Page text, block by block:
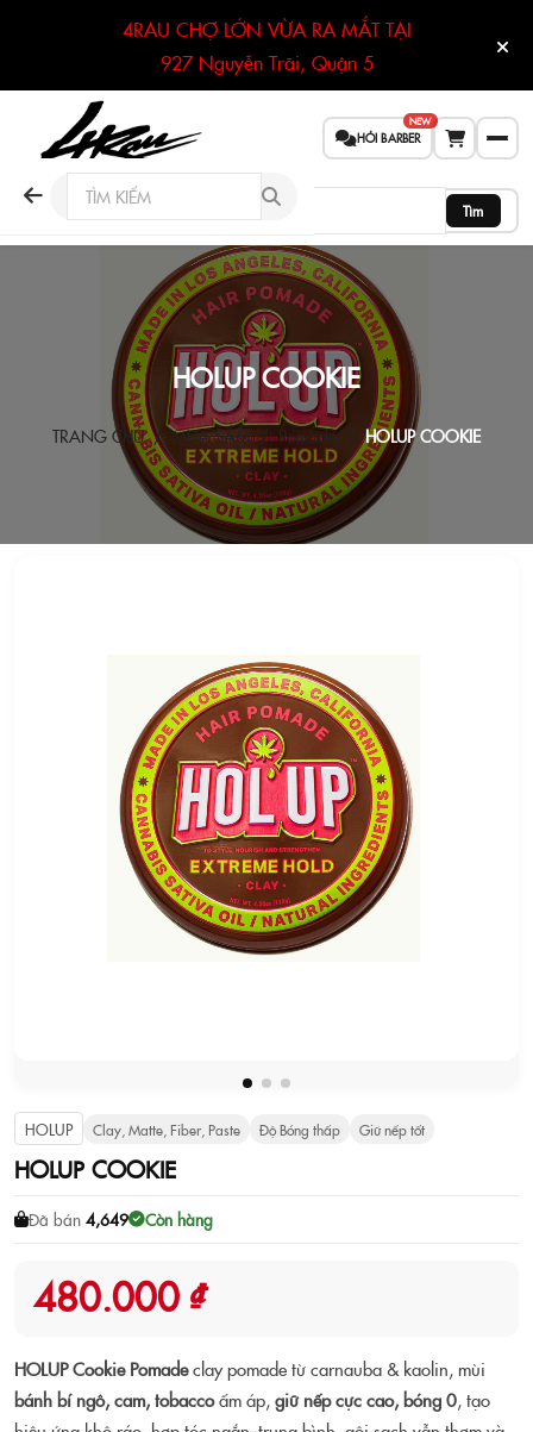
4RAU CHỢ LỚN VỪA RA MẮT TẠI
927 Nguyễn Trãi, Quận 5
HỎI BARBER
NEW
Tìm
HOLUP COOKIE
TRANG CHỦ MUA SẮM Pomade HOLUP COOKIE
HOLUP Clay, Matte, Fiber, Paste Độ Bóng thấp Giữ nếp tốt
HOLUP COOKIE
Đã bán 4,649 Còn hàng
480.000 ₫
HOLUP Cookie Pomadeclay pomade từ carnauba & kaolin, mùi
bánh bí ngô, cam, tobaccoấm áp,giữ nếp cực cao, bóng 0, tạo